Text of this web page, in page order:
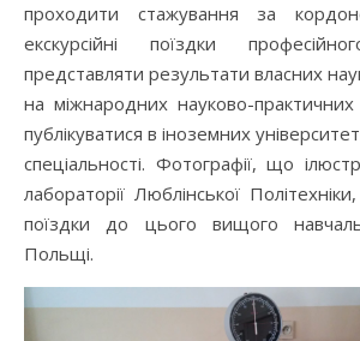
проходити стажування за
екскурсійні поїздки
представляти результати власних
на міжнародних науково-
публікуватися в іноземних
спеціальності. Фотографії, що
лабораторії Люблінської
поїздки до цього вищого
Польщі.